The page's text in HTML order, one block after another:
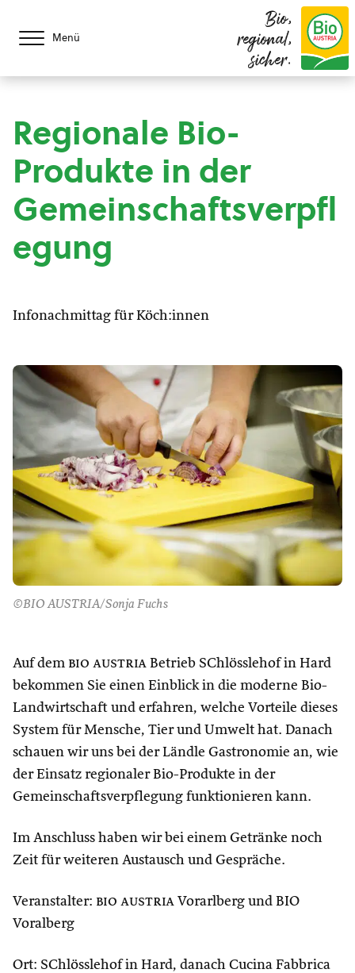
Menü
Bio,
regional,
sicher.
Regionale Bio-
Produkte in der
Gemeinschaftsverpfl
egung
Infonachmittag für Köch:innen
©BIO AUSTRIA/Sonja Fuchs
Auf dem bio austria Betrieb SChlösslehof in Hard
bekommen Sie einen Einblick in die moderne Bio-
Landwirtschaft und erfahren, welche Vorteile dieses
System für Mensche, Tier und Umwelt hat. Danach
schauen wir uns bei der Ländle Gastronomie an, wie
der Einsatz regionaler Bio-Produkte in der
Gemeinschaftsverpflegung funktionieren kann.
Im Anschluss haben wir bei einem Getränke noch
Zeit für weiteren Austausch und Gespräche.
Veranstalter: bio austria Vorarlberg und BIO
Voralberg
Ort: SChlösslehof in Hard, danach Cucina Fabbrica